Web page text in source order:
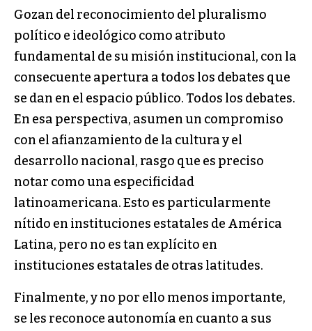
Gozan del reconocimiento del pluralismo
político e ideológico como atributo
fundamental de su misión institucional, con la
consecuente apertura a todos los debates que
se dan en el espacio público. Todos los debates.
En esa perspectiva, asumen un compromiso
con el afianzamiento de la cultura y el
desarrollo nacional, rasgo que es preciso
notar como una especificidad
latinoamericana. Esto es particularmente
nítido en instituciones estatales de América
Latina, pero no es tan explícito en
instituciones estatales de otras latitudes.
Finalmente, y no por ello menos importante,
se les reconoce autonomía en cuanto a sus